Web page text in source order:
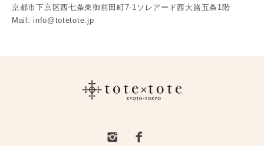
京都市下京区西七条東御前田町7-1ソレアード西大路五条1階
Mail: info@totetote.jp